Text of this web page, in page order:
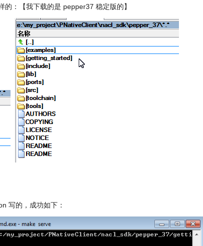
：【我下载的是 pepper37 稳定版的】
写的，成功如下：